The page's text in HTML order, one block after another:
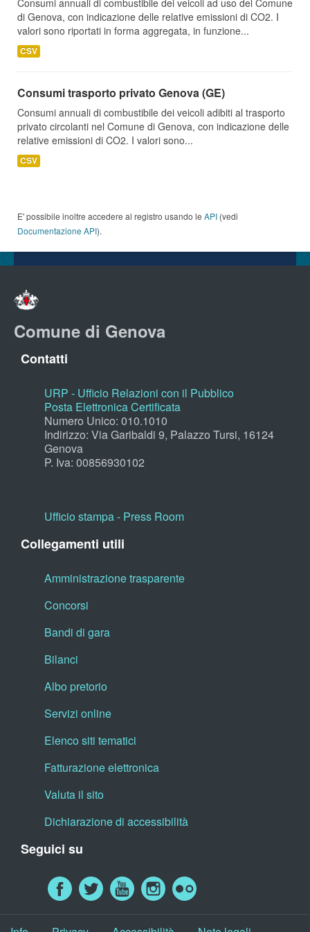
Consumi annuali di combustibile dei veicoli ad uso del Comune
di Genova, con indicazione delle relative emissioni di CO2. I
valori sono riportati in forma aggregata, in funzione...
CSV
Consumi trasporto privato Genova (GE)
Consumi annuali di combustibile dei veicoli adibiti al trasporto
privato circolanti nel Comune di Genova, con indicazione delle
relative emissioni di CO2. I valori sono...
CSV
E' possibile inoltre accedere al registro usando le API (vedi
Documentazione API).
Comune di Genova
Contatti
URP - Ufficio Relazioni con il Pubblico
Posta Elettronica Certificata
Numero Unico: 010.1010
Indirizzo: Via Garibaldi 9, Palazzo Tursi, 16124
Genova
P. Iva: 00856930102
Ufficio stampa - Press Room
Collegamenti utili
Amministrazione trasparente
Concorsi
Bandi di gara
Bilanci
Albo pretorio
Servizi online
Elenco siti tematici
Fatturazione elettronica
Valuta il sito
Dichiarazione di accessibilità
Seguici su